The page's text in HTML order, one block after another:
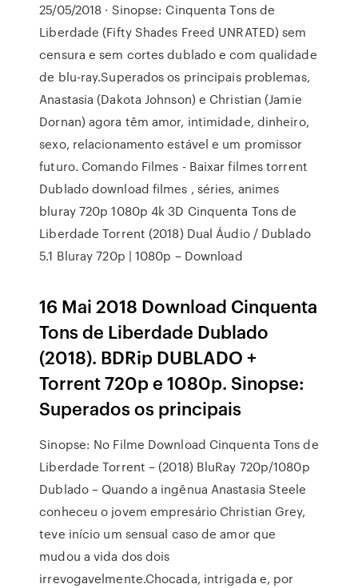
25/05/2018 · Sinopse: Cinquenta Tons de
Liberdade (Fifty Shades Freed UNRATED) sem
censura e sem cortes dublado e com qualidade
de blu-ray.Superados os principais problemas,
Anastasia (Dakota Johnson) e Christian (Jamie
Dornan) agora têm amor, intimidade, dinheiro,
sexo, relacionamento estável e um promissor
futuro. Comando Filmes - Baixar filmes torrent
Dublado download filmes , séries, animes
bluray 720p 1080p 4k 3D Cinquenta Tons de
Liberdade Torrent (2018) Dual Áudio / Dublado
5.1 Bluray 720p | 1080p – Download
16 Mai 2018 Download Cinquenta
Tons de Liberdade Dublado
(2018). BDRip DUBLADO +
Torrent 720p e 1080p. Sinopse:
Superados os principais
Sinopse: No Filme Download Cinquenta Tons de
Liberdade Torrent – (2018) BluRay 720p/1080p
Dublado – Quando a ingênua Anastasia Steele
conheceu o jovem empresário Christian Grey,
teve início um sensual caso de amor que
mudou a vida dos dois
irrevogavelmente.Chocada, intrigada e, por